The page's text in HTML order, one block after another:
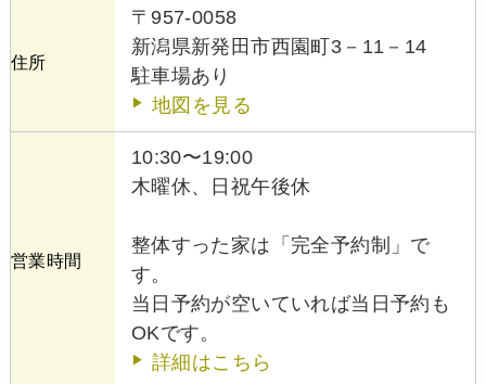
住所
〒957-0058
新潟県新発田市西園町3－11－14
駐車場あり
地図を見る
営業時間
10:30〜19:00
木曜休、日祝午後休
整体すった家は「完全予約制」で
す。
当日予約が空いていれば当日予約も
OKです。
詳細はこちら